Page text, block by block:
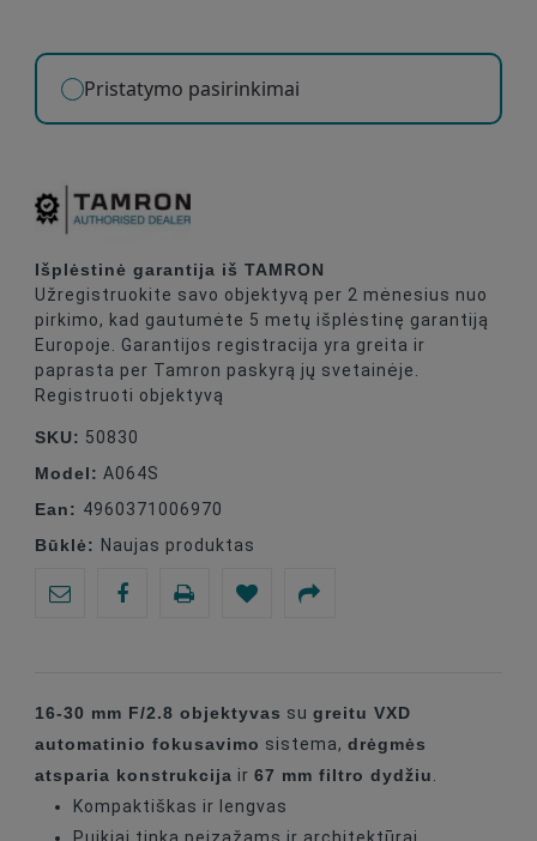
Pristatymo pasirinkimai
Išplėstinė garantija iš TAMRON
Užregistruokite savo objektyvą per 2 mėnesius nuo
pirkimo, kad gautumėte 5 metų išplėstinę garantiją
Europoje. Garantijos registracija yra greita ir
paprasta per Tamron paskyrą jų svetainėje.
Registruoti objektyvą
SKU: 50830
Model: A064S
Ean: 4960371006970
Būklė: Naujas produktas
16-30 mm F/2.8 objektyvas su greitu VXD
automatinio fokusavimo sistema, drėgmės
atsparia konstrukcija ir 67 mm filtro dydžiu
Kompaktiškas ir lengvas